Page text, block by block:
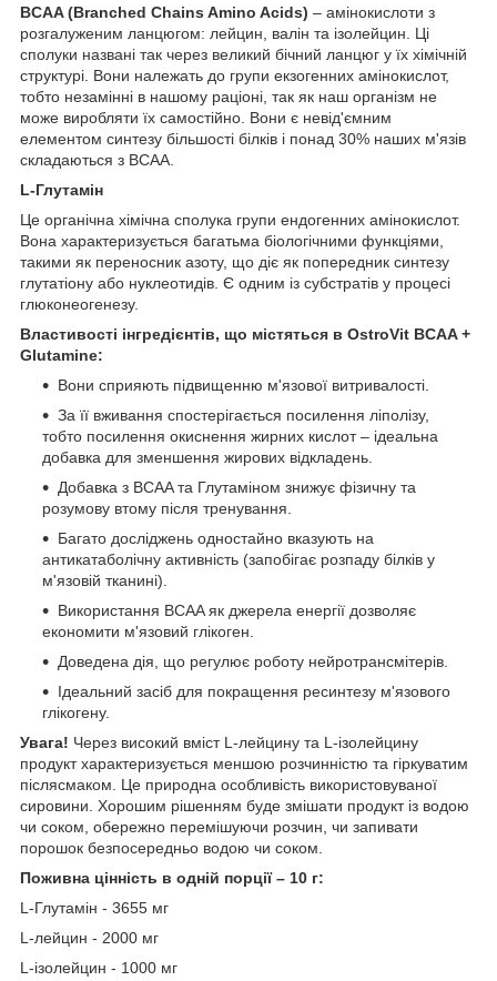
BCAA (Branched Chains Amino Acids) – амінокислоти з
розгалуженим ланцюгом: лейцин, валін та ізолейцин. Ці
сполуки названі так через великий бічний ланцюг у їх хімічній
структурі. Вони належать до групи екзогенних амінокислот,
тобто незамінні в нашому раціоні, так як наш організм не
може виробляти їх самостійно. Вони є невід'ємним
елементом синтезу більшості білків і понад 30% наших м'язів
складаються з BCAA.
L-Глутамін
Це органічна хімічна сполука групи ендогенних амінокислот.
Вона характеризується багатьма біологічними функціями,
такими як переносник азоту, що діє як попередник синтезу
глутатіону або нуклеотидів. Є одним із субстратів у процесі
глюконеогенезу.
Властивості інгредієнтів, що містяться в OstroVit BCAA +
Glutamine:
Вони сприяють підвищенню м'язової витривалості.
За її вживання спостерігається посилення ліполізу,
тобто посилення окиснення жирних кислот – ідеальна
добавка для зменшення жирових відкладень.
Добавка з BCAA та Глутаміном знижує фізичну та
розумову втому після тренування.
Багато досліджень одностайно вказують на
антикатаболічну активність (запобігає розпаду білків у
м'язовій тканині).
Використання BCAA як джерела енергії дозволяє
економити м'язовий глікоген.
Доведена дія, що регулює роботу нейротрансмітерів.
Ідеальний засіб для покращення ресинтезу м'язового
глікогену.
Увага! Через високий вміст L-лейцину та L-ізолейцину
продукт характеризується меншою розчинністю та гіркуватим
післясмаком. Це природна особливість використовуваної
сировини. Хорошим рішенням буде змішати продукт із водою
чи соком, обережно перемішуючи розчин, чи запивати
порошок безпосередньо водою чи соком.
Поживна цінність в одній порції – 10 г:
L-Глутамін - 3655 мг
L-лейцин - 2000 мг
L-ізолейцин - 1000 мг